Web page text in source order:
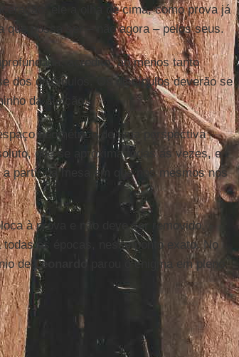
ele a olha de cima, como prova já
que possa ser – não agora – pelos seus.
acredito, ao menos tanto
dos discípulos. Os discípulos deverão se
da afeição.
geométrico de uma perspectiva
que se aproxima todas as vezes, e
partir da mesa em que nós mesmos nos
à prova e não deve ser removido,
as épocas, nesse ponto exato. No
deLeonardoparou o enigma em pleno